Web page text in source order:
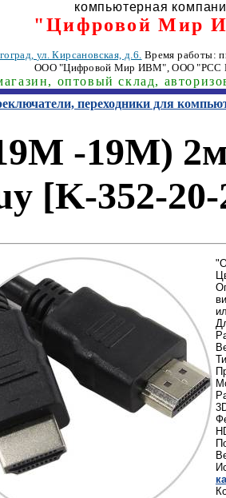
компьютерная
"Цифровой Мир
, ул. Кирсановская, д.6. Время работы:
ООО "Цифровой Мир ИВМ", ООО "РСС
оптовый склад,
переходники для
-19M)
[K-352-20-